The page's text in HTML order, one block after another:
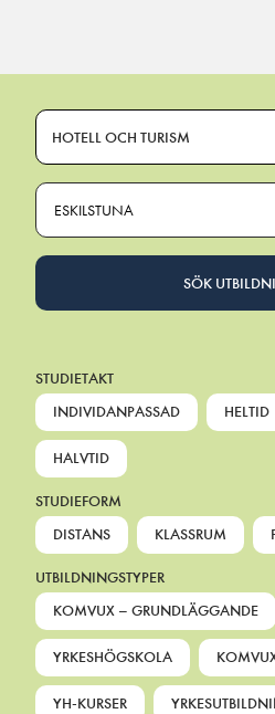
HOTELL OCH TURISM
ESKILSTUNA
SÖK
STUDIETAKT
INDIVIDANPASSAD
HELTID
HALVTID
STUDIEFORM
DISTANS
KLASSRUM
UTBILDNINGSTYPER
KOMVUX – GRUNDLÄGGANDE
YRKESHÖGSKOLA
YH-KURSER